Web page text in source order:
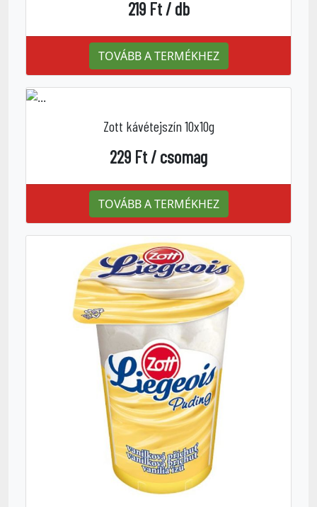
219 Ft / db
TOVÁBB A TERMÉKHEZ
Zott kávétejszín 10x10g
229 Ft / csomag
TOVÁBB A TERMÉKHEZ